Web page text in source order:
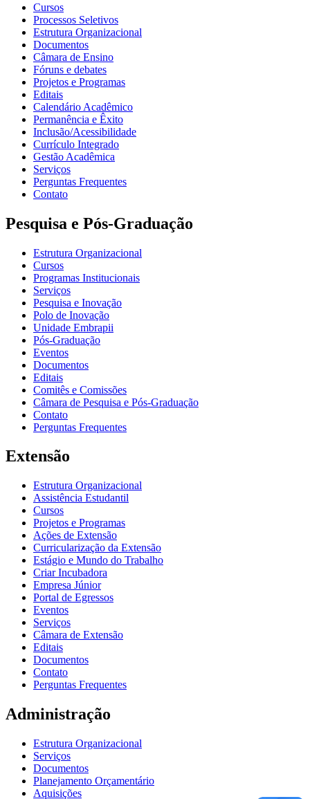
Cursos
Processos Seletivos
Estrutura Organizacional
Documentos
Câmara de Ensino
Fóruns e debates
Projetos e Programas
Editais
Calendário Acadêmico
Permanência e Êxito
Inclusão/Acessibilidade
Currículo Integrado
Gestão Acadêmica
Serviços
Perguntas Frequentes
Contato
Pesquisa e Pós-Graduação
Estrutura Organizacional
Cursos
Programas Institucionais
Serviços
Pesquisa e Inovação
Polo de Inovação
Unidade Embrapii
Pós-Graduação
Eventos
Documentos
Editais
Comitês e Comissões
Câmara de Pesquisa e Pós-Graduação
Contato
Perguntas Frequentes
Extensão
Estrutura Organizacional
Assistência Estudantil
Cursos
Projetos e Programas
Ações de Extensão
Curricularização da Extensão
Estágio e Mundo do Trabalho
Criar Incubadora
Empresa Júnior
Portal de Egressos
Eventos
Serviços
Câmara de Extensão
Editais
Documentos
Contato
Perguntas Frequentes
Administração
Estrutura Organizacional
Serviços
Documentos
Planejamento Orçamentário
Aquisições